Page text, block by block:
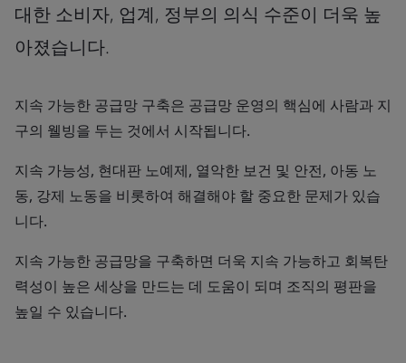
대한 소비자, 업계, 정부의 의식 수준이 더욱 높
아졌습니다.
지속 가능한 공급망 구축은 공급망 운영의 핵심에 사람과 지
구의 웰빙을 두는 것에서 시작됩니다.
지속 가능성, 현대판 노예제, 열악한 보건 및 안전, 아동 노
동, 강제 노동을 비롯하여 해결해야 할 중요한 문제가 있습
니다.
지속 가능한 공급망을 구축하면 더욱 지속 가능하고 회복탄
력성이 높은 세상을 만드는 데 도움이 되며 조직의 평판을
높일 수 있습니다.